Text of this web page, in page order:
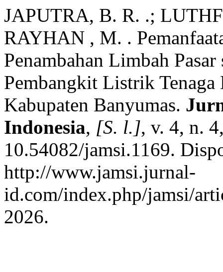
JAPUTRA, B. R. .;
RAYHAN , M. .
Penambahan Limbah
Pembangkit Listrik Tenaga
Kabupaten Banyumas.
Indonesia, [S. l.], v. 4, n.
10.54082/jamsi.1169.
http://www.jamsi.jurnal-
id.com/index.php/jamsi/
2026.